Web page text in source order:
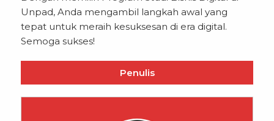
Unpad, Anda mengambil langkah awal yang
tepat untuk meraih kesuksesan di era digital.
Semoga sukses!
Penulis